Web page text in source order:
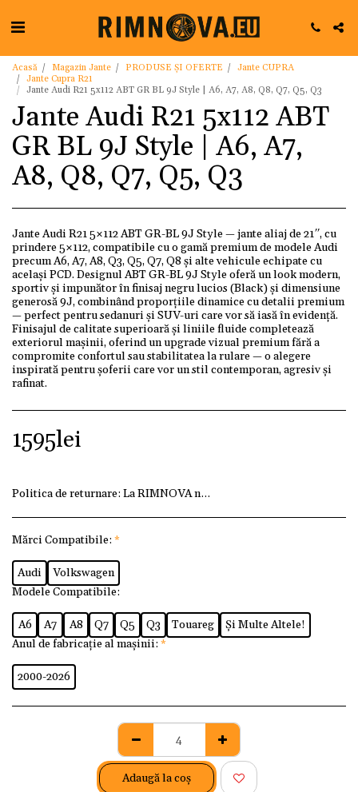
Acasă Magazin Jante PRODUSE ȘI OFERTE
Jante CUPRA
Jante Cupra R21
Jante Audi R21 5x112 ABT GR BL 9J Style | A6, A7, A8, Q8, Q7, Q5, Q3
Jante Audi R21 5x112 ABT
GR BL 9J Style | A6, A7,
A8, Q8, Q7, Q5, Q3
Jante Audi R21 5×112 ABT GR-BL 9J Style — jante aliaj de 21″, cu
prindere 5×112, compatibile cu o gamă premium de modele Audi
precum A6, A7, A8, Q3, Q5, Q7, Q8 și alte vehicule echipate cu
același PCD. Designul ABT GR-BL 9J Style oferă un look modern,
sportiv și impunător în finisaj negru lucios (Black) și dimensiune
generosă 9J, combinând proporțiile dinamice cu detalii premium
— perfect pentru sedanuri și SUV-uri care vor să iasă în evidență.
Finisajul de calitate superioară și liniile fluide completează
exteriorul mașinii, oferind un upgrade vizual premium fără a
compromite confortul sau stabilitatea la rulare — o alegere
inspirată pentru șoferii care vor un stil contemporan, agresiv și
rafinat.
1595lei
Politica de returnare: La RIMNOVA ne dorim ca fiecare
Mărci Compatibile: *
Audi
Volkswagen
Modele Compatibile:
A6 A7 A8 Q7 Q5 Q3 Touareg
Și Multe Altele!
Anul de fabricație al mașinii: *
2000-2026
Adaugă la coş